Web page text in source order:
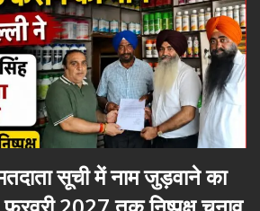
मतदाता सूची में नाम जुड़वाने का